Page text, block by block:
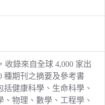
收錄來自全球 4,000 家出
種期刊之摘要及參考書
括健康科學、生命科學、
物理、數學、工程學、